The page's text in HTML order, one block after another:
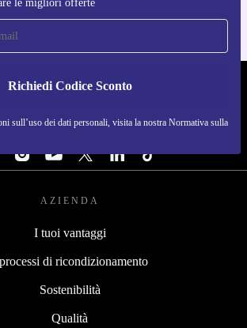
le migliori offerte
Richiedi Codice Sconto
sull’uso dei dati personali, visita la nostra Normativa sulla
ITALIA - RETHINK NEW.
SEGUICI SU
AZIENDA
I tuoi vantaggi
di ricondizionamento
Sostenibilità
Qualità